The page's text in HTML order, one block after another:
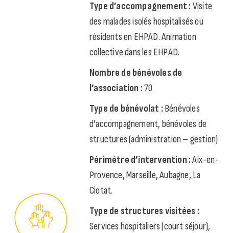
Type d’accompagnement :Visite
des malades isolés hospitalisés ou
résidents en EHPAD. Animation
collective dans les EHPAD.
Nombre de bénévoles de
l’association :70
Type de bénévolat :Bénévoles
d’accompagnement, bénévoles de
structures (administration – gestion)
Périmètre d’intervention :Aix-en-
Provence, Marseille, Aubagne, La
Ciotat.
Type de structures visitées :
Services hospitaliers (court séjour),